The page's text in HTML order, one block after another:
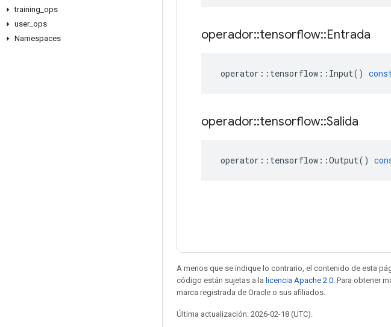
training ops
user_ ops
Namespaces
operador::tensorflow::Entrada
operator :: tensorflow :: Input()
operador::tensorflow::Salida
operator :: tensorflow ::Output()
A menos que se indique lo contrario, el contenido de esta
código están sujetas a la licencia Apache 2.0 . Para obtener
marca registrada de Oracle o sus afiliados.
Última actualización: 2026-02-18 (UTC).